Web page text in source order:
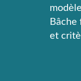
modèle
Bâche
et